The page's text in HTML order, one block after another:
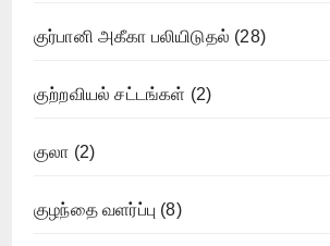
குர்பானி அகீகா பலியிடுதல் (28)
குற்றவியல் சட்டங்கள் (2)
குலா (2)
குழந்தை வளர்ப்பு (8)